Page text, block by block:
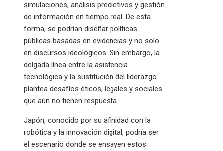
simulaciones, análisis predictivos y gestión
de información en tiempo real. De esta
forma, se podrían diseñar políticas
públicas basadas en evidencias y no solo
en discursos ideológicos. Sin embargo, la
delgada línea entre la asistencia
tecnológica y la sustitución del liderazgo
plantea desafíos éticos, legales y sociales
que aún no tienen respuesta.
Japón, conocido por su afinidad con la
robótica y la innovación digital, podría ser
el escenario donde se ensayen estos